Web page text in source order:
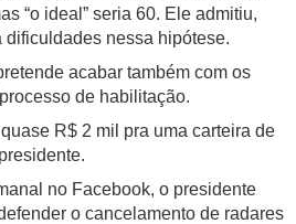
“o ideal” seria 60. Ele admitiu,
dificuldades nessa hipótese.
acabar também com os
de habilitação.
R$ 2 mil pra uma carteira de
no Facebook, o presidente
o cancelamento de radares